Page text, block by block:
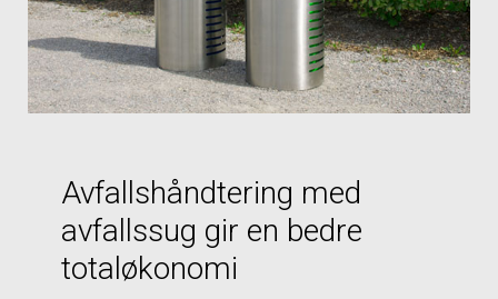
Avfallshåndtering med
avfallssug gir en bedre
totaløkonomi